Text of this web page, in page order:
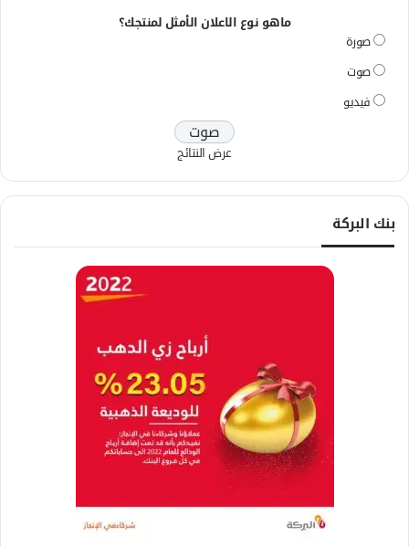
ماهو نوع الاعلان الأمثل لمنتجك؟
صورة
صوت
فيديو
عرض النتائج
بنك البركة